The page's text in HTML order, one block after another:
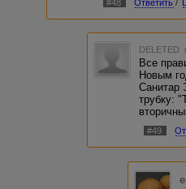
#48 Ответить /
DELETED
Все
Новым
Санитар
трубку:
#49